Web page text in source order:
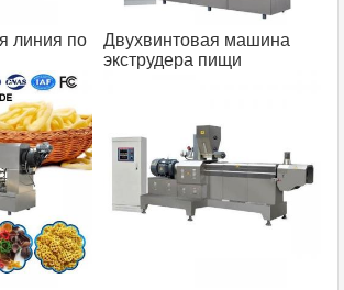
линия по
Двухвинтовая машина
экструдера пищи